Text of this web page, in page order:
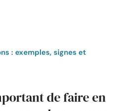
: exemples, signes et
de faire en